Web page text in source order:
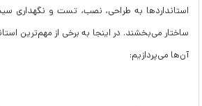
استانداردها به طراحی، نصب، تست و نگهداری
ساختار می‌بخشند. در اینجا به برخی از مهم‌ترین
آن‌ها می‌پردازیم: